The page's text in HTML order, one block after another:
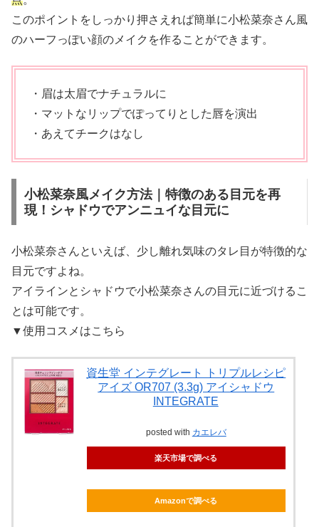
このポイントをしっかり押さえれば簡単に小松菜奈さん風
のハーフっぽい顔のメイクを作ることができます。
・眉は太眉でナチュラルに
・マットなリップでぽってりとした唇を演出
・あえてチークはなし
小松菜奈風メイク方法｜特徴のある目元を再
現！シャドウでアンニュイな目元に
小松菜奈さんといえば、少し離れ気味のタレ目が特徴的な
目元ですよね。
アイラインとシャドウで小松菜奈さんの目元に近づけるこ
とは可能です。
▼使用コスメはこちら
資生堂 インテグレート トリプルレシピ
アイズ OR707 (3.3g) アイシャドウ
INTEGRATE
posted with カエレバ
楽天市場で調べる
Amazonで調べる